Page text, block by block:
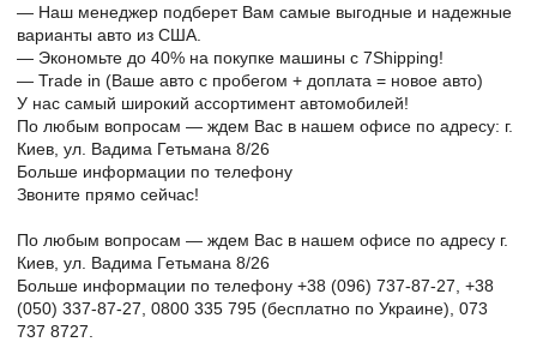
— Наш менеджер подберет Вам самые выгодные и надежные
варианты авто из США.
— Экономьте до 40% на покупке машины с 7Shipping!
— Trade in (Ваше авто с пробегом + доплата = новое авто)
У нас самый широкий ассортимент автомобилей!
По любым вопросам — ждем Вас в нашем офисе по адресу: г.
Киев, ул. Вадима Гетьмана 8/26
Больше информации по телефону
Звоните прямо сейчас!
По любым вопросам — ждем Вас в нашем офисе по адресу г.
Киев, ул. Вадима Гетьмана 8/26
Больше информации по телефону +38 (096) 737-87-27, +38
(050) 337-87-27, 0800 335 795 (бесплатно по Украине), 073
737 8727.